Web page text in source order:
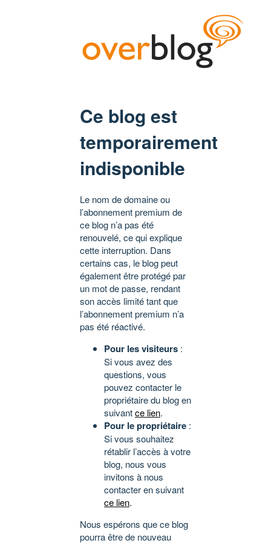
Ce blog est
temporairement
indisponible
Le nom de domaine ou
l’abonnement premium de
ce blog n’a pas été
renouvelé, ce qui explique
cette interruption. Dans
certains cas, le blog peut
également être protégé par
un mot de passe, rendant
son accès limité tant que
l’abonnement premium n’a
pas été réactivé.
Pour les visiteurs :
Si vous avez des
questions, vous
pouvez contacter le
propriétaire du blog en
suivantce lien.
Pour le propriétaire :
Si vous souhaitez
rétablir l’accès à votre
blog, nous vous
invitons à nous
contacter en suivant
ce lien.
Nous espérons que ce blog
pourra être de nouveau